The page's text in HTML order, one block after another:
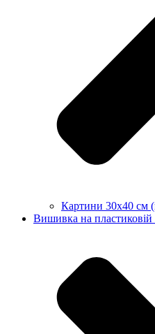
Картини 30х40 см
Вишивка на пластиковій